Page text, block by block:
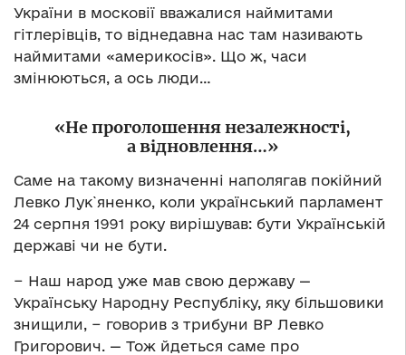
України в московії вважалися наймитами
гітлерівців, то віднедавна нас там називають
наймитами «америкосів». Що ж, часи
змінюються, а ось люди…
«Не проголошення незалежності,
а відновлення…»
Саме на такому визначенні наполягав покійний
Левко Лук`яненко, коли український парламент
24 серпня 1991 року вирішував: бути Українській
державі чи не бути.
− Наш народ уже мав свою державу —
Українську Народну Республіку, яку більшовики
знищили, − говорив з трибуни ВР Левко
Григорович. — Тож йдеться саме про